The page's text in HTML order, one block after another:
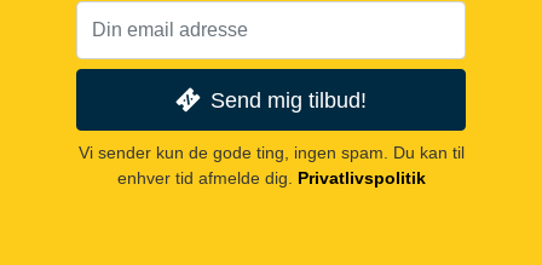
Send mig tilbud!
Vi sender kun de gode ting, ingen spam. Du kan til
enhver tid afmelde dig. Privatlivspolitik